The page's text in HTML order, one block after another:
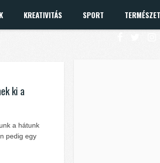
KREATIVITÁS SPORT TERMÉSZET
ki a
a hátunk
pedig egy